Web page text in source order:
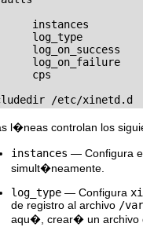
instances
log_type
log_on_success
log_on_failure
cps
/etc/xinetd.d
l�neas controlan los
instances — Configura
simult�neamente.
log_type — Configura
de registro al archivo /
aqu�, crear� un archivo